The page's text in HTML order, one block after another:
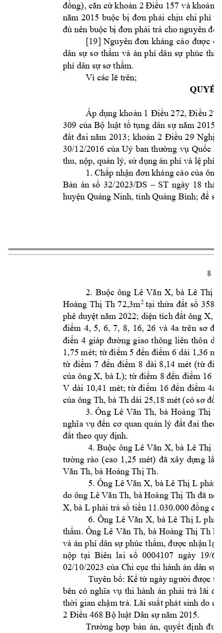
đồng), căn cứ khoản 2 Điều 157 và khoản 2
năm 2015 buộc bị đơn phải chịu chi phí
đủ nên buộc bị đơn phải trả cho nguyên đơ
[19] Nguyên đơn kháng cáo được
dân sự sơ thẩm và án phí dân sự phúc
phí dân sự sơ thẩm.
Vì các lẽ trên;
Áp dụng khoản 1 Điều 272, Điều
309 của Bộ luật tố tụng dân sự năm 2015;
đất đai năm 2013; khoản 2 Điều 29 Nghị
30/12/2016 của Uỷ ban thường vụ Quốc
thu, nộp, quản lý, sử dụng án phí và lệ phí
1. Chấp nhận đơn kháng cáo của ông
Bản án số 32/2023/DS – ST ngày 18
huyện Quảng Ninh, tỉnh Quảng Bình; để
8
2. Buộc ông Lê Văn X, bà Lê Thị
Hoàng Thị Th 72,3m2 tại thửa đất số 358,
phê duyệt năm 2022; diện tích đất ông X,
điểm 4, 5, 6, 7, 8, 16, 26 và 4a trên sơ đồ
điển 4 giáp đường giao thông liên thôn
1,75 mét; từ điểm 5 đến điểm 6 dài 1,36
từ điểm 7 đến điểm 8 dài 8,14 mét (từ
của ông X, bà L); từ điểm 8 đến điểm 16
V dài 10,41 mét; từ điểm 16 đến điểm 4a
của ông Th, bà Th dài 25,18 mét (có sơ đồ
3. Ông Lê Văn Th, bà Hoàng Thị
nghĩa vụ đến cơ quan quản lý đất đai theo
đất theo quy định.
4. Buộc ông Lê Văn X, bà Lê Thị L
tường rào (cao 1,25 mét) đã xây dựng lấn
Văn Th, bà Hoàng Thị Th.
5. Ông Lê Văn X, bà Lê Thị L phải
do ông Lê Văn Th, bà Hoàng Thị Th đã
X, bà L phải trả số tiền 11.030.000 đồng
6. Ông Lê Văn X, bà Lê Thị L phải
thẩm. Ông Lê Văn Th, bà Hoàng Thị Th
và án phí dân sự phúc thẩm, được nhận lại
nộp tại  Biên  lai số  0004107  ngày
  19/6/
02/10/2023 của Chi cục thi hành án dân sự
Tuyên bố: Kể từ ngày người được th
bên có nghĩa vụ thi hành án phải trả lãi
thời gian chậm trả. Lãi suất phát sinh do
2 Điều 468 Bộ luật Dân sự năm 2015.
Trường hợp bản án, quyết định